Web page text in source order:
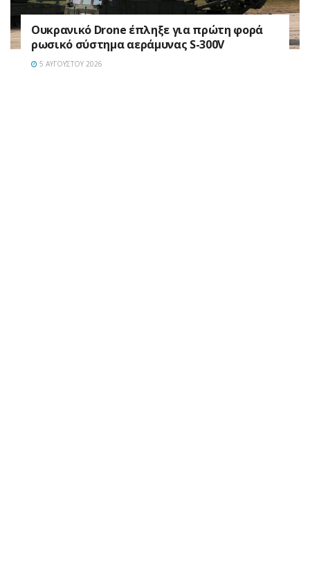
Ουκρανικό Drone έπληξε για πρώτη φορά
ρωσικό σύστημα αεράμυνας S-300V
5 ΑΥΓΟΎΣΤΟΥ 2026